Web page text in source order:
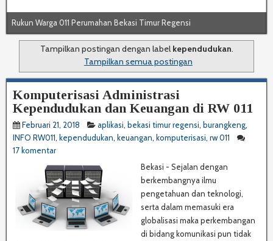
Rukun Warga 011 Perumahan Bekasi Timur Regensi
Rukun Warga 011 Perumahan Bekasi Timur Regensi
Tampilkan postingan dengan label kependudukan.
Tampilkan semua postingan
Komputerisasi Administrasi
Kependudukan dan Keuangan di RW 011
Februari 21, 2018 aplikasi, bekasi timur regensi, burangkeng,
INFO RW011, kependudukan, keuangan, komputerisasi, rw 011
17 komentar
Bekasi - Sejalan dengan
berkembangnya ilmu
pengetahuan dan teknologi,
serta dalam memasuki era
globalisasi maka perkembangan
di bidang komunikasi pun tidak